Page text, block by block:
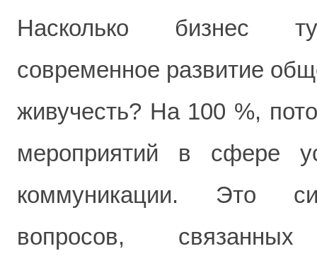
Насколько бизнес
современное развитие
живучесть? На 100 %,
мероприятий в сфере
коммуникации. Это
вопросов,